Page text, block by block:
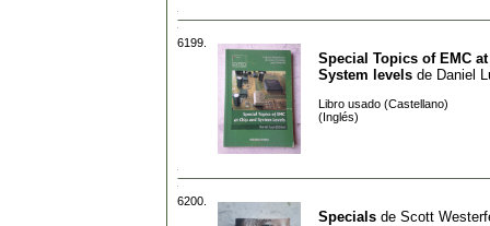
6199.
Special Topics of EMC
System levels de Daniel
Libro usado (Castellano)
(Inglés)
6200.
Specials de Scott